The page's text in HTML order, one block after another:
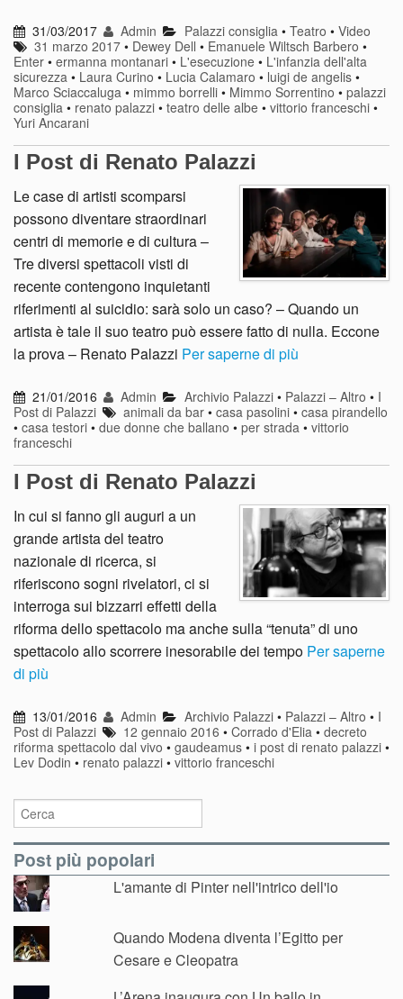
31/03/2017 Admin Palazzi consiglia• Teatro • Video
31 marzo 2017 • Dewey Dell • Emanuele Wiltsch Barbero •
Enter • ermanna montanari • L'esecuzione • L'infanzia dell'alta
sicurezza • Laura Curino • Lucia Calamaro • luigi de angelis •
Marco Sciaccaluga • mimmo borrelli • Mimmo Sorrentino • palazzi
consiglia • renato palazzi • teatro delle albe • vittorio franceschi •
Yuri Ancarani
I Post di Renato Palazzi
Le case di artisti scomparsi
possono diventare straordinari
centri di memorie e di cultura –
Tre diversi spettacoli visti di
recente contengono inquietanti
riferimenti al suicidio: sarà solo un caso? – Quando un
artista è tale il suo teatro può essere fatto di nulla. Eccone
la prova – Renato Palazzi Per saperne di più
21/01/2016 Admin Archivio Palazzi• Palazzi – Altro • I
Post di Palazzi
animali da bar •casa pasolini •casa pirandello
• casa testori • due donne che ballano • per strada • vittorio
franceschi
I Post di Renato Palazzi
In cui si fanno gli auguri a un
grande artista del teatro
nazionale di ricerca, si
riferiscono sogni rivelatori, ci si
interroga sui bizzarri effetti della
riforma dello spettacolo ma anche sulla “tenuta” di uno
spettacolo allo scorrere inesorabile dei tempo Per saperne
di più
13/01/2016 Admin Archivio Palazzi• Palazzi – Altro • I
Post di Palazzi
12 gennaio 2016 •Corrado d'Elia •decreto
riforma spettacolo dal vivo • gaudeamus • i post di renato palazzi •
Lev Dodin • renato palazzi • vittorio franceschi
Post più popolari
L'amante di Pinter nell'intrico dell'io
Quando Modena diventa l’Egitto per
Cesare e Cleopatra